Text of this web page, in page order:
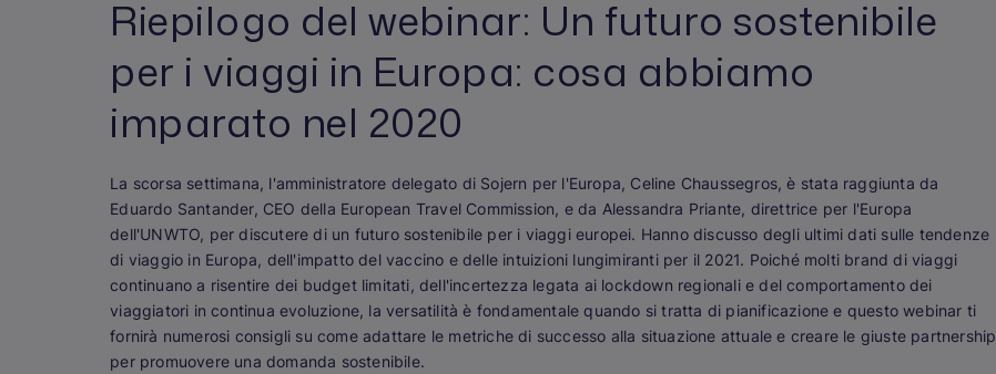
Riepilogo del webinar: Un futuro sostenibile
per i viaggi in Europa: cosa abbiamo
imparato nel 2020
La scorsa settimana, l'amministratore delegato di Sojern per l'Europa, Celine Chaussegros, è stata raggiunta da
Eduardo Santander, CEO della European Travel Commission, e da Alessandra Priante, direttrice per l'Europa
dell'UNWTO, per discutere di un futuro sostenibile per i viaggi europei. Hanno discusso degli ultimi dati sulle tendenze
di viaggio in Europa, dell'impatto del vaccino e delle intuizioni lungimiranti per il 2021. Poiché molti brand di viaggi
continuano a risentire dei budget limitati, dell'incertezza legata ai lockdown regionali e del comportamento dei
viaggiatori in continua evoluzione, la versatilità è fondamentale quando si tratta di pianificazione e questo webinar ti
fornirà numerosi consigli su come adattare le metriche di successo alla situazione attuale e creare le giuste partnership
per promuovere una domanda sostenibile.